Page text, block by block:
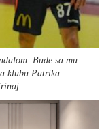
Bude sa mu
klubu Patrika